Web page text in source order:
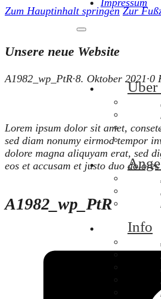
Zum Hauptinhalt springen Zur
Über
Info
Unsere neue Website
A1982_wp_PtR·8. Oktober 2021·0
Lorem ipsum dolor sit amet,
sed diam nonumy eirmod tempor
dolore magna aliquyam erat, sed
eos et accusam et justo duo
A1982_wp_PtR